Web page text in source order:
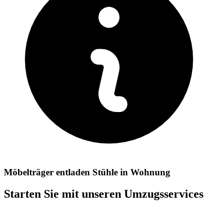
Möbelträger entladen Stühle in Wohnung
Starten Sie mit unseren Umzugsservices